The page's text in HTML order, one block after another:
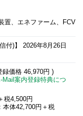
置、エネファーム、FCV
付)】 2026年8月26日
録価格 46,970円 )
Mail案内登録特典につ
税4,500円
本体42,700円＋税